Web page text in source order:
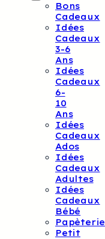
Bons
Cadeaux
Idées
Cadeaux
3-6
Ans
Idées
Cadeaux
6-
10
Ans
Idées
Cadeaux
Ados
Idées
Cadeaux
Adultes
Idées
Cadeaux
Bébé
Papèterie
Petit